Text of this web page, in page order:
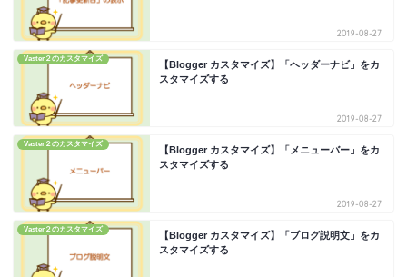
2019-08-27
Vaster２のカスタマイズ
【Blogger カスタマイズ】「ヘッダーナビ」をカ
スタマイズする
2019-08-27
Vaster２のカスタマイズ
【Blogger カスタマイズ】「メニューバー」をカ
スタマイズする
2019-08-27
Vaster２のカスタマイズ
【Blogger カスタマイズ】「ブログ説明文」をカ
スタマイズする